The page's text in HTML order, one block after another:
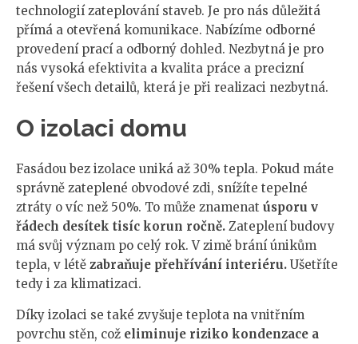
technologií zateplování staveb. Je pro nás důležitá
přímá a otevřená komunikace. Nabízíme odborné
provedení prací a odborný dohled. Nezbytná je pro
nás vysoká efektivita a kvalita práce a precizní
řešení všech detailů, která je při realizaci nezbytná.
O izolaci domu
Fasádou bez izolace uniká až 30% tepla. Pokud máte
správně zateplené obvodové zdi, snížíte tepelné
ztráty o víc než 50%. To může znamenat úsporu v
řádech desítek tisíc korun ročně. Zateplení budovy
má svůj význam po celý rok. V zimě brání únikům
tepla, v létě zabraňuje přehřívání interiéru. Ušetříte
tedy i za klimatizaci.
Díky izolaci se také zvyšuje teplota na vnitřním
povrchu stěn, což eliminuje riziko kondenzace a